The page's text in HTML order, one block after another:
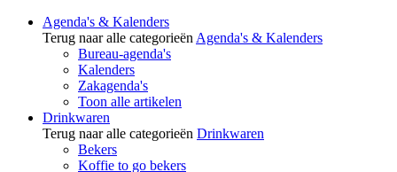
Agenda's & Kalenders
Terug naar alle categorieën Agenda's & Kalenders
Bureau-agenda's
Kalenders
Zakagenda's
Toon alle artikelen
Drinkwaren
Terug naar alle categorieën Drinkwaren
Bekers
Koffie to go bekers